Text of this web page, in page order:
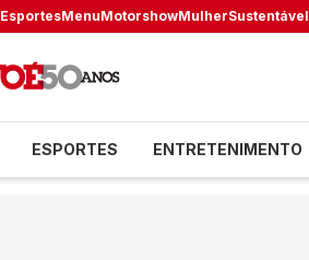
EsportesMenuMotorshowMulherSustentável
ESPORTES ENTRETENIMENTO